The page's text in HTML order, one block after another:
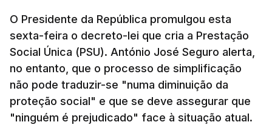
O Presidente da República promulgou esta
sexta-feira o decreto-lei que cria a Prestação
Social Única (PSU). António José Seguro alerta,
no entanto, que o processo de simplificação
não pode traduzir-se "numa diminuição da
proteção social" e que se deve assegurar que
"ninguém é prejudicado" face à situação atual.